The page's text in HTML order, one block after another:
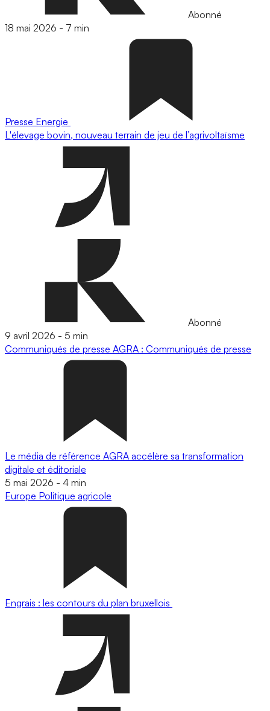
Abonné
18 mai 2026 - 7 min
Presse Energie
L'élevage bovin, nouveau terrain de jeu de l’agrivoltaïsme
Abonné
9 avril 2026 - 5 min
Communiqués de presse AGRA : Communiqués de presse
Le média de référence AGRA accélère sa transformation
digitale et éditoriale
5 mai 2026 - 4 min
Europe Politique agricole
Engrais : les contours du plan bruxellois